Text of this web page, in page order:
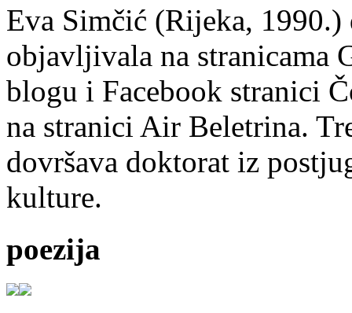
Eva Simčić (Rijeka, 1990.)
objavljivala na stranicama
blogu i Facebook stranici
na stranici Air Beletrina.
dovršava doktorat iz
kulture.
poezija